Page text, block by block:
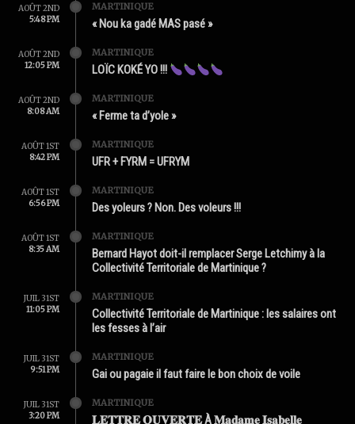
AOÛT 2ND
5:48 PM
MARTINIQUE
« Nou ka gadé MAS pasé »
AOÛT 2ND
12:05 PM
MARTINIQUE
LOÏC KOKÉ YO !!!
AOÛT 2ND
8:08 AM
MARTINIQUE
« Ferme ta d’yole »
AOÛT 1ST
8:42 PM
MARTINIQUE
UFR + FYRM = UFRYM
AOÛT 1ST
6:56 PM
MARTINIQUE
Des yoleurs ? Non. Des voleurs !!!
AOÛT 1ST
8:35 AM
MARTINIQUE
Bernard Hayot doit-il remplacer Serge Letchimy à la
Collectivité Territoriale de Martinique ?
JUIL 31ST
11:05 PM
MARTINIQUE
Collectivité Territoriale de Martinique : les salaires ont
les fesses à l’air
JUIL 31ST
9:51 PM
MARTINIQUE
Gai ou pagaie il faut faire le bon choix de voile
JUIL 31ST
3:20 PM
MARTINIQUE
𝐋𝐄𝐓𝐓𝐑𝐄 𝐎𝐔𝐕𝐄𝐑𝐓𝐄 À 𝐌𝐚𝐝𝐚𝐦𝐞 𝐈𝐬𝐚𝐛𝐞𝐥𝐥𝐞